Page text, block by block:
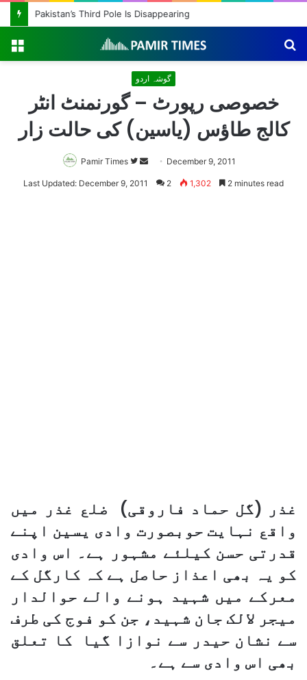
Pakistan’s Third Pole Is Disappearing
گوشہ اردو
خصوصی رپورٹ – گورنمنٹ انٹر
کالج طاؤس (یاسین) کی حالت زار
Pamir Times
Follow
on
Send
an
December 9, 2011
Last Updated: December 9, 2011 2 1,302 2 minutes read
غذر (گل حماد فاروقی) ضلع غذر میں
واقع نہایت حوبصورت وادی یسین اپنے
قدرتی حسن کیلئے مشہور ہے۔ اس وادی
کو یہ بھی اعذاز حاصل ہے کہ کارگل کے
معرکے میں شہید ہونے والے حوالدار
میجر لالک جان شہید، جن کو فوج کی طرف
سے نشان حیدر سے نوازا گیا کا تعلق
بھی اس وادی سے ہے۔